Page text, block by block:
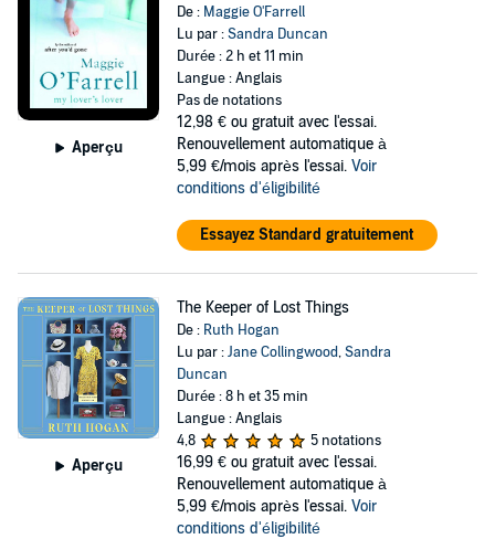
Aperçu
De : Maggie O'Farrell
Lu par :Sandra Duncan
Durée : 2 h et 11 min
Langue : Anglais
Pas de notations
12,98 € ou gratuit avec l'essai.
Renouvellement automatique à
5,99 €/mois après l'essai. Voir
conditions d'éligibilité
Essayez Standard gratuitement
Aperçu
The Keeper of Lost Things
De : Ruth Hogan
Lu par :Jane Collingwood,Sandra
Duncan
Durée : 8 h et 35 min
Langue : Anglais
4,8
5 notations
16,99 € ou gratuit avec l'essai.
Renouvellement automatique à
5,99 €/mois après l'essai. Voir
conditions d'éligibilité